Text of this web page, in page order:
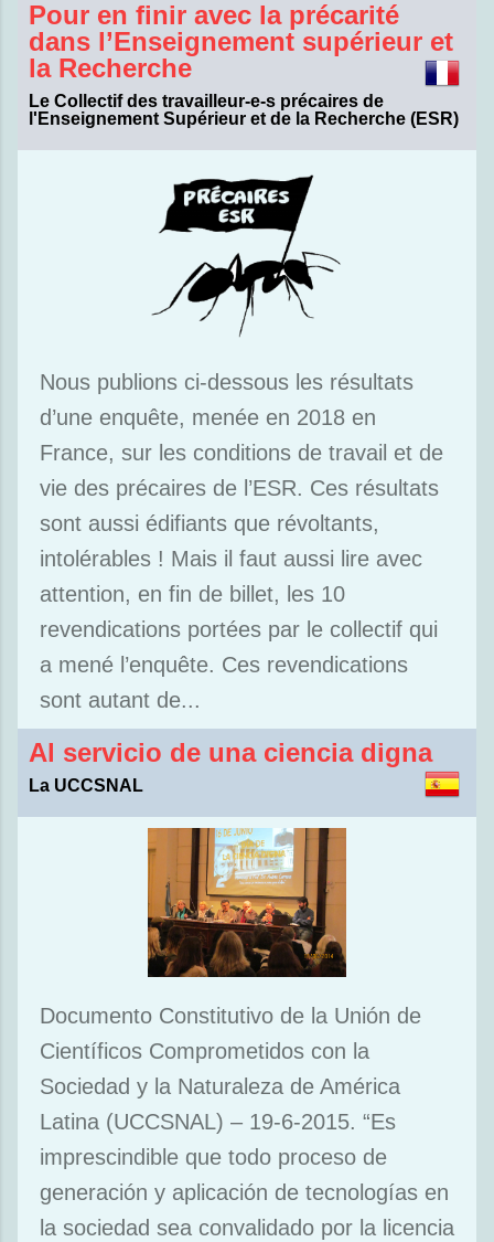
Pour en finir avec la précarité
dans l’Enseignement supérieur et
la Recherche
Le Collectif des travailleur-e-s précaires de
l'Enseignement Supérieur et de la Recherche (ESR)
Nous publions ci-dessous les résultats
d’une enquête, menée en 2018 en
France, sur les conditions de travail et de
vie des précaires de l’ESR. Ces résultats
sont aussi édifiants que révoltants,
intolérables ! Mais il faut aussi lire avec
attention, en fin de billet, les 10
revendications portées par le collectif qui
a mené l’enquête. Ces revendications
sont autant de...
Al servicio de una ciencia digna
La UCCSNAL
Documento Constitutivo de la Unión de
Científicos Comprometidos con la
Sociedad y la Naturaleza de América
Latina (UCCSNAL) – 19-6-2015. “Es
imprescindible que todo proceso de
generación y aplicación de tecnologías en
la sociedad sea convalidado por la licencia